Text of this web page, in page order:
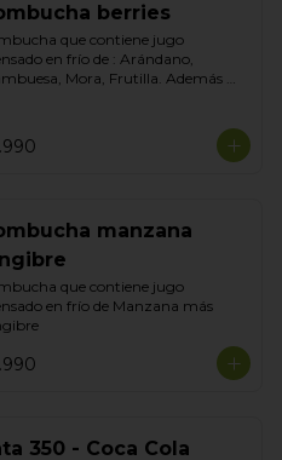
berries
que contiene jugo
en frío de : Arándano,
Mora, Frutilla. Además
manzana
que contiene jugo
en frío de Manzana más
350 - Coca Cola